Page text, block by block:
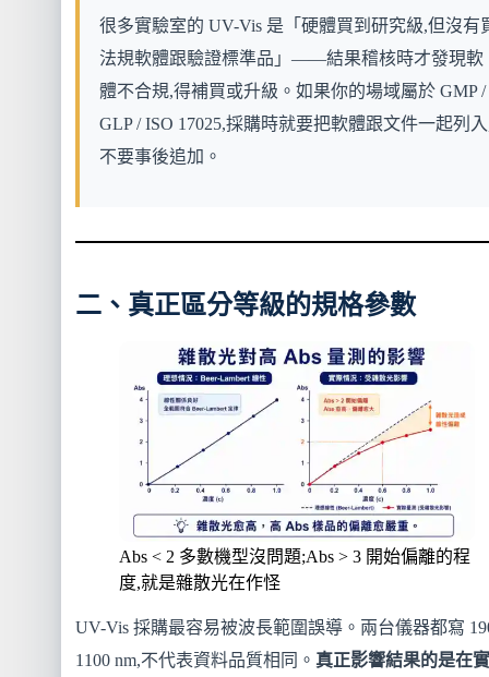
很多實驗室的 UV-Vis 是「硬體買到研究級,但沒有
法規軟體跟驗證標準品」——結果稽核時才發現軟
體不合規,得補買或升級。如果你的場域屬於 GMP /
GLP / ISO 17025,採購時就要把軟體跟文件一起列
不要事後追加。
二、真正區分等級的規格參數
Abs < 2 多數機型沒問題;Abs > 3 開始偏離的程
度,就是雜散光在作怪
UV-Vis 採購最容易被波長範圍誤導。兩台儀器都寫
1100 nm,不代表資料品質相同。 真正影響結果的是在